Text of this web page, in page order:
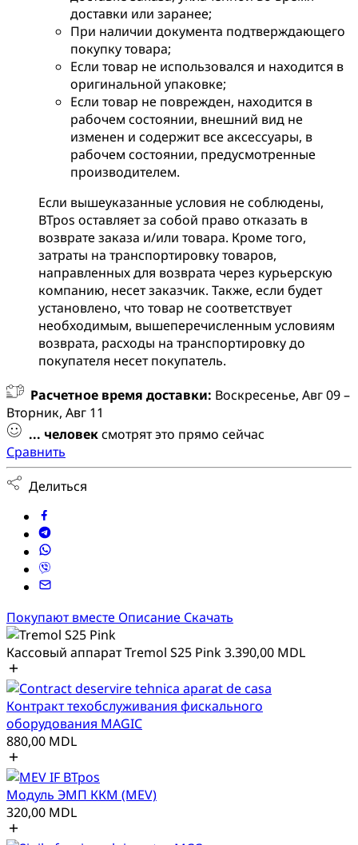
доставки или заранее;
При наличии документа подтверждающего
покупку товара;
Если товар не использовался и находится в
оригинальной упаковке;
Если товар не поврежден, находится в
рабочем состоянии, внешний вид не
изменен и содержит все аксессуары, в
рабочем состоянии, предусмотренные
производителем.
Если вышеуказанные условия не соблюдены,
BTpos оставляет за собой право отказать в
возврате заказа и/или товара. Кроме того,
затраты на транспортировку товаров,
направленных для возврата через курьерскую
компанию, несет заказчик. Также, если будет
установлено, что товар не соответствует
необходимым, вышеперечисленным условиям
возврата, расходы на транспортировку до
покупателя несет покупатель.
Расчетное время доставки: Воскресенье, Авг 09 –
Вторник, Авг 11
... человексмотрят это прямо сейчас
Сравнить
Делиться
Покупают вместе Описание Скачать
Кассовый аппарат Tremol S25 Pink3.390,00 MDL
Контракт техобслуживания фискального
оборудования MAGIC
880,00 MDL
Модуль ЭМП ККМ (MEV)
320,00 MDL